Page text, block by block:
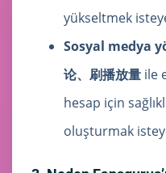
yükseltmek
Sosyal medya
论、刷播放量 ile
hesap için
oluşturmak